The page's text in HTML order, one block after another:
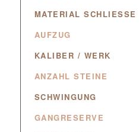
MATERIAL SCHLIESSE
AUFZUG
KALIBER / WERK
ANZAHL STEINE
SCHWINGUNG
GANGRESERVE